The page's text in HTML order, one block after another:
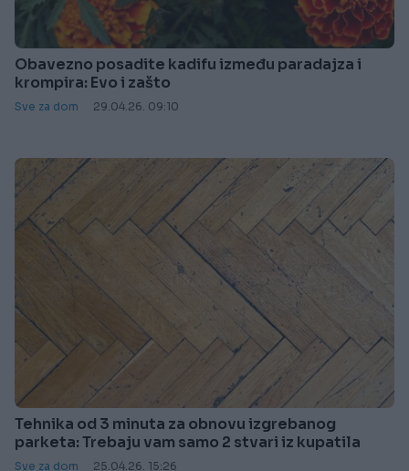
Obavezno posadite kadifu između paradajza i
krompira: Evo i zašto
Sve za dom 29.04.26. 09:10
Tehnika od 3 minuta za obnovu izgrebanog
parketa: Trebaju vam samo 2 stvari iz kupatila
Sve za dom 25.04.26. 15:26